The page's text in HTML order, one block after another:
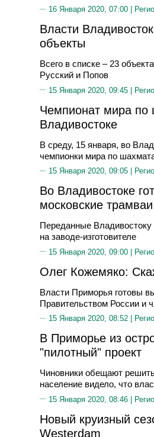
16 Января 2020, 07:00 |
Власти
объекты
Всего в списке – 23
Русский и Попов
15 Января 2020, 09:45 |
Чемпионат мира по
Владивостоке
В среду, 15 января, во
чемпионки мира по
15 Января 2020, 09:05 |
Во Владивостоке
московские трамваи
Переданные
на заводе-изготовителе
15 Января 2020, 09:00 |
Олег Кожемяко:
Власти Приморья готовы
Правительством России
15 Января 2020, 08:52 |
В Приморье из
"пилотный" проект
Чиновники обещают
население видело, что
15 Января 2020, 08:46 |
Новый круизный
Westerdam